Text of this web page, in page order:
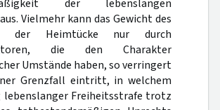
der lebenslangen
Vielmehr kann das Gewicht des
der Heimtücke nur durch
die den Charakter
Umstände haben, so verringert
Grenzfall eintritt, in welchem
lebenslanger Freiheitsstrafe trotz